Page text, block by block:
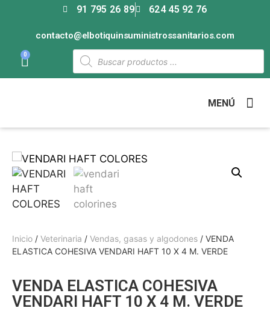
91 795 26 89 624 45 92 76
contacto@elbotiquinsuministrossanitarios.com
0
MENÚ
Inicio / Veterinaria / Vendas, gasas y algodones / VENDA
ELASTICA COHESIVA VENDARI HAFT 10 X 4 M. VERDE
VENDA ELASTICA COHESIVA
VENDARI HAFT 10 X 4 M. VERDE